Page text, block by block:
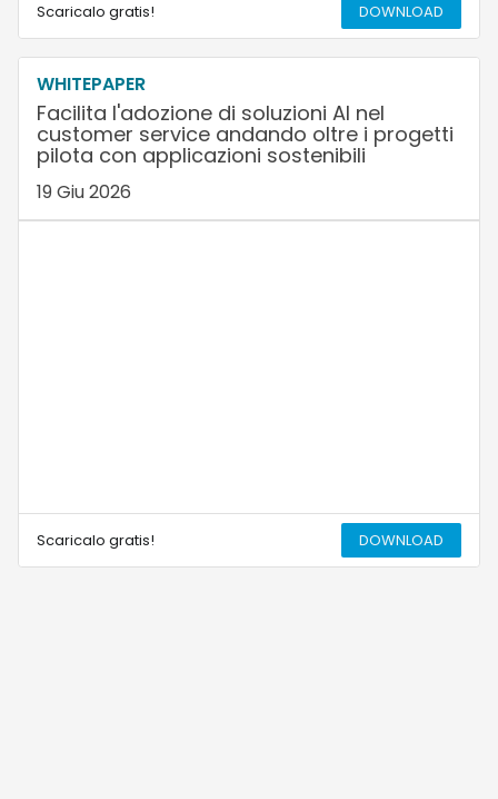
Scaricalo gratis! DOWNLOAD
WHITEPAPER
Facilita l'adozione di soluzioni AI nel
customer service andando oltre i progetti
pilota con applicazioni sostenibili
19 Giu 2026
Scaricalo gratis! DOWNLOAD